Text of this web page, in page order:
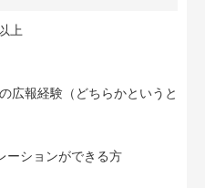
上
広報経験（どちらかというと
ーションができる方